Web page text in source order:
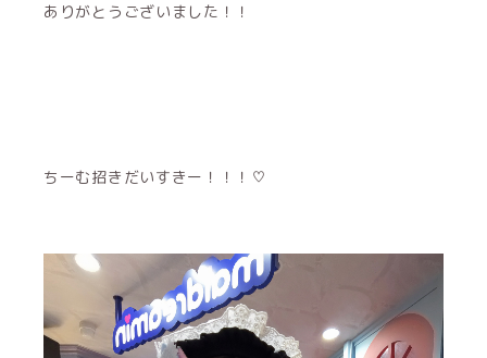
ありがとうございました！！
ちーむ招きだいすきー！！！♡